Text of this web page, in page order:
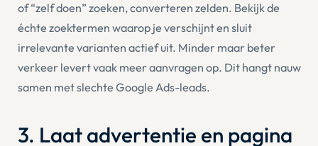
of “zelf doen” zoeken, converteren zelden. Bekijk de
échte zoektermen waarop je verschijnt en sluit
irrelevante varianten actief uit. Minder maar beter
verkeer levert vaak meer aanvragen op. Dit hangt nauw
samen metslechte Google Ads-leads.
3. Laat advertentie en pagina